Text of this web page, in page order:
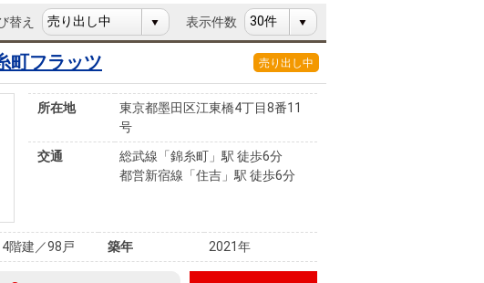
替え 表示件数
町フラッツ 売り出し中
所在地
東京都墨田区江東橋4丁目8番11
号
交通
総武線「錦糸町」駅 徒歩6分
都営新宿線「住吉」駅 徒歩6分
階建／98戸 築年 2021年